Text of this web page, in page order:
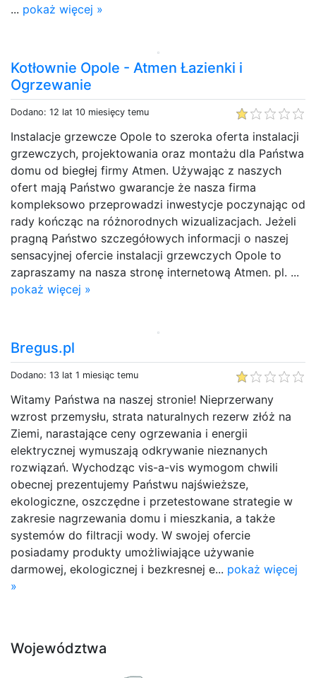
... pokaż więcej »
Kotłownie Opole - Atmen Łazienki i
Ogrzewanie
Dodano: 12 lat 10 miesięcy temu
Instalacje grzewcze Opole to szeroka oferta instalacji
grzewczych, projektowania oraz montażu dla Państwa
domu od biegłej firmy Atmen. Używając z naszych
ofert mają Państwo gwarancje że nasza firma
kompleksowo przeprowadzi inwestycje poczynając od
rady kończąc na różnorodnych wizualizacjach. Jeżeli
pragną Państwo szczegółowych informacji o naszej
sensacyjnej ofercie instalacji grzewczych Opole to
zapraszamy na nasza stronę internetową Atmen. pl. ...
pokaż więcej »
Bregus.pl
Dodano: 13 lat 1 miesiąc temu
Witamy Państwa na naszej stronie! Nieprzerwany
wzrost przemysłu, strata naturalnych rezerw złóż na
Ziemi, narastające ceny ogrzewania i energii
elektrycznej wymuszają odkrywanie nieznanych
rozwiązań. Wychodząc vis-a-vis wymogom chwili
obecnej prezentujemy Państwu najświeższe,
ekologiczne, oszczędne i przetestowane strategie w
zakresie nagrzewania domu i mieszkania, a także
systemów do filtracji wody. W swojej ofercie
posiadamy produkty umożliwiające używanie
darmowej, ekologicznej i bezkresnej e... pokaż więcej
»
Województwa